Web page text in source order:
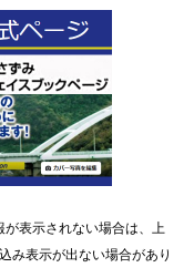
表示されない場合は、上
み表示が出ない場合があり